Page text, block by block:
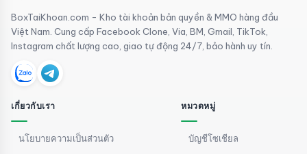
BoxTaiKhoan.com - Kho tài khoản bản quyền & MMO hàng đầu
Việt Nam. Cung cấp Facebook Clone, Via, BM, Gmail, TikTok,
Instagram chất lượng cao, giao tự động 24/7, bảo hành uy tín.
เกี่ยวกับเรา
นโยบายความเป็นส่วนตัว
หมวดหมู่
บัญชีโซเชียล